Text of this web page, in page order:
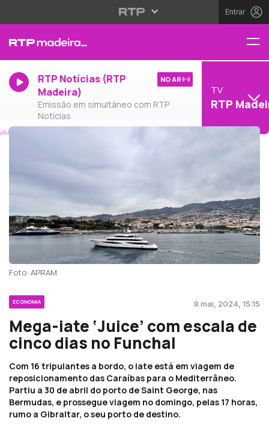
Entrar
RTP Notícias (RTP
Madeira)
Emissão em simultâneo com RTP
Notícias
NO AR
TV
RTP
Foto: APRAM
ECONOMIA 8 mai, 2024, 15:15
Mega-iate ‘Juice’ com escala de
cinco dias no Funchal
Com 16 tripulantes a bordo, o iate está em viagem de
reposicionamento das Caraíbas para o Mediterrâneo.
Partiu a 30 de abril do porto de Saint George, nas
Bermudas, e prossegue viagem no domingo, pelas 17 horas,
rumo a Gibraltar, o seu porto de destino.